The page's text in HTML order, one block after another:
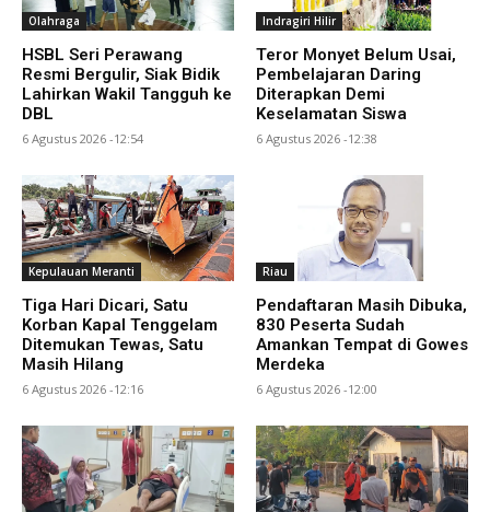
Olahraga
HSBL Seri Perawang
Resmi Bergulir, Siak Bidik
Lahirkan Wakil Tangguh ke
DBL
6 Agustus 2026 -12:54
Indragiri Hilir
Teror Monyet Belum Usai,
Pembelajaran Daring
Diterapkan Demi
Keselamatan Siswa
6 Agustus 2026 -12:38
Kepulauan Meranti
Tiga Hari Dicari, Satu
Korban Kapal Tenggelam
Ditemukan Tewas, Satu
Masih Hilang
6 Agustus 2026 -12:16
Riau
Pendaftaran Masih Dibuka,
830 Peserta Sudah
Amankan Tempat di Gowes
Merdeka
6 Agustus 2026 -12:00